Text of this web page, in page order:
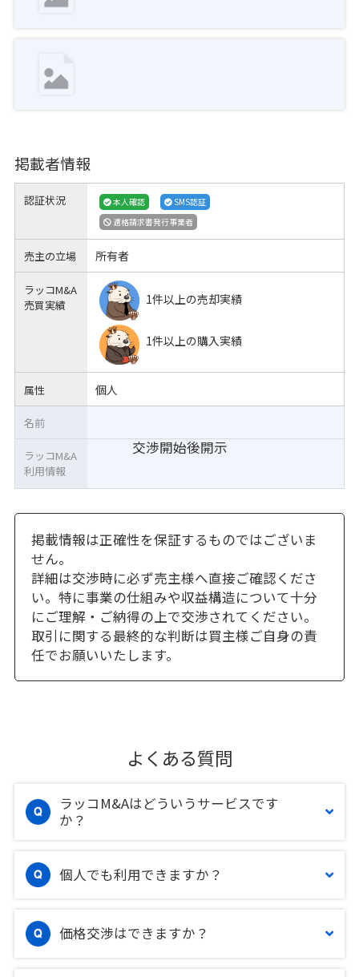
掲載者情報
認証状況 本人確認
SMS認証
適格請求書発行事業者
売主の立場 所有者
ラッコM&A
売買実績
1件以上の売却実績
1件以上の購入実績
属性 個人
交渉開始後開示
名前
ラッコM&A
利用情報
掲載情報は正確性を保証するものではございま
せん。
詳細は交渉時に必ず売主様へ直接ご確認くださ
い。特に事業の仕組みや収益構造について十分
にご理解・ご納得の上で交渉されてください。
取引に関する最終的な判断は買主様ご自身の責
任でお願いいたします。
よくある質問
ラッコM&Aはどういうサービスです
か？
個人でも利用できますか？
価格交渉はできますか？